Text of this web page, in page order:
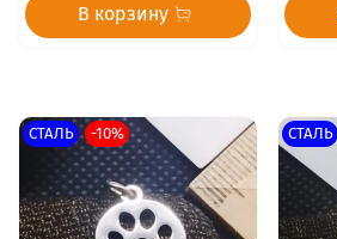
В корзину
СТАЛЬ -10% СТАЛЬ